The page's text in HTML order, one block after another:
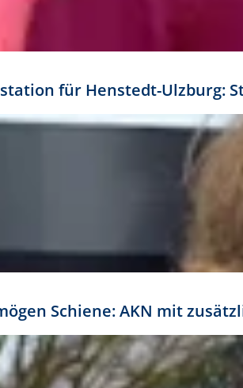
für Henstedt-Ulzburg:
Schiene: AKN mit